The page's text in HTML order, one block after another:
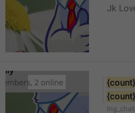
Jk
{count}
{count}